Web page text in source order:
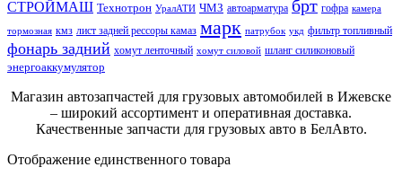
СТРОЙМАШ Технотрон УралАТИ ЧМЗ автоарматура брт гофра камера
тормозная кмз лист задней рессоры камаз марк патрубок укд фильтр топливный
фонарь задний хомут ленточный хомут силовой шланг силиконовый
энергоаккумулятор
Магазин автозапчастей для грузовых автомобилей в Ижевске
– широкий ассортимент и оперативная доставка.
Качественные запчасти для грузовых авто в БелАвто.
Отображение единственного товара